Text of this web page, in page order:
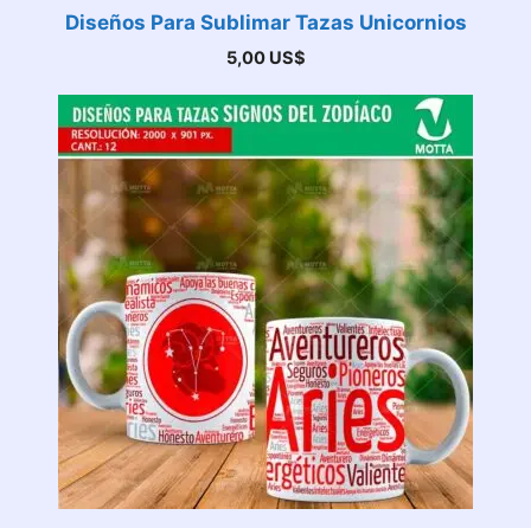
Diseños Para Sublimar Tazas Unicornios
5,00 US$